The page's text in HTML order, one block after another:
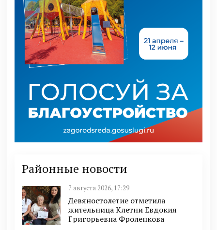
Районные новости
7 августа 2026, 17:29
Девяностолетие отметила
жительница Клетни Евдокия
Григорьевна Фроленкова